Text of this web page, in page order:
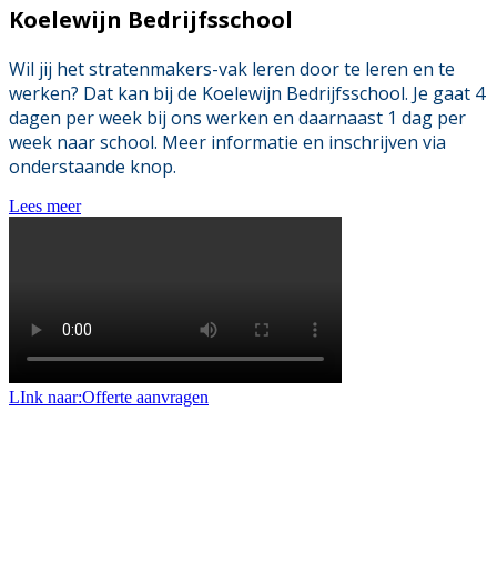
Koelewijn Bedrijfsschool
Wil jij het stratenmakers-vak leren door te leren en te
werken? Dat kan bij de Koelewijn Bedrijfsschool. Je gaat 4
dagen per week bij ons werken en daarnaast 1 dag per
week naar school. Meer informatie en inschrijven via
onderstaande knop.
Lees meer
LInk naar:Offerte aanvragen